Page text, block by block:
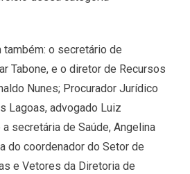
também: o secretário de
Tabone, e o diretor de Recursos
Nunes; Procurador Jurídico
Lagoas, advogado Luiz
a secretária de Saúde, Angelina
do coordenador do Setor de
e Vetores da Diretoria de